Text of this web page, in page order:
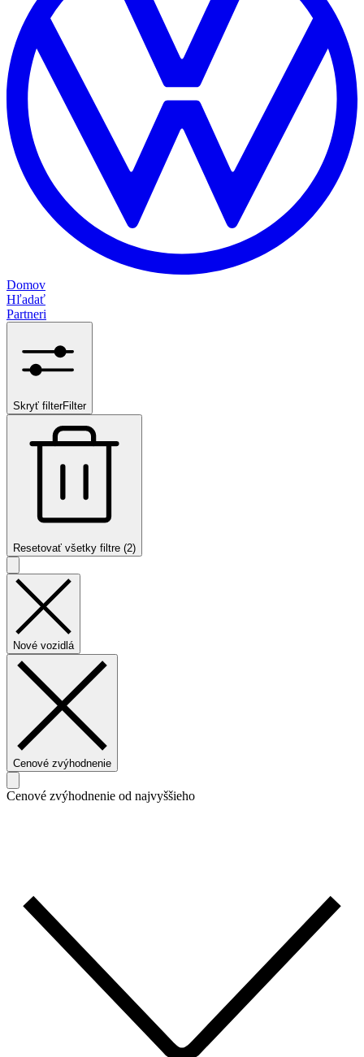
Domov
Hľadať
Partneri
Skryť filterFilter
Resetovať všetky filtre (2)
Nové vozidlá
Cenové zvýhodnenie
Cenové zvýhodnenie od najvyššieho